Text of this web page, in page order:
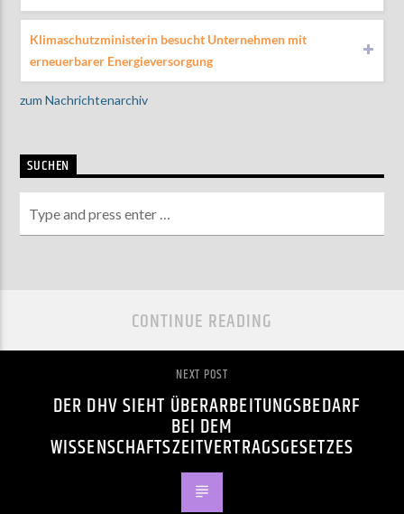
Klimaschutzministerin besucht Unternehmen mit
erneuerbarer Energieversorgung
zum Nachrichtenarchiv
SUCHEN
CONTINUE READING
NEXT POST
DER DHV SIEHT ÜBERARBEITUNGSBEDARF
BEI DEM
WISSENSCHAFTSZEITVERTRAGSGESETZES